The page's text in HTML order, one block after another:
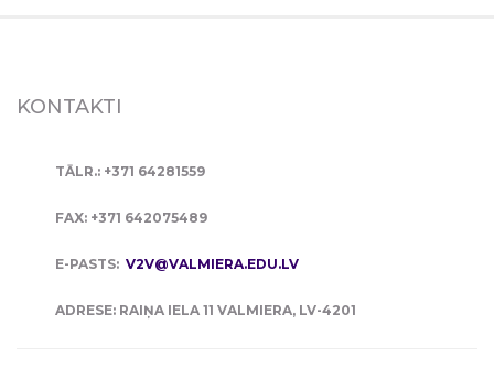
KONTAKTI
TĀLR.: +371 64281559
FAX: +371 642075489
E-PASTS: V2V@VALMIERA.EDU.LV
ADRESE: RAIŅA IELA 11 VALMIERA, LV-4201